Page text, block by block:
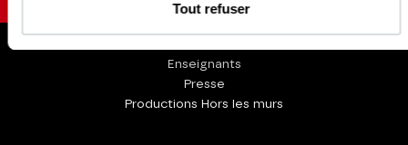
Tout refuser
Espace Pro
Enseignants
Presse
Productions Hors les murs